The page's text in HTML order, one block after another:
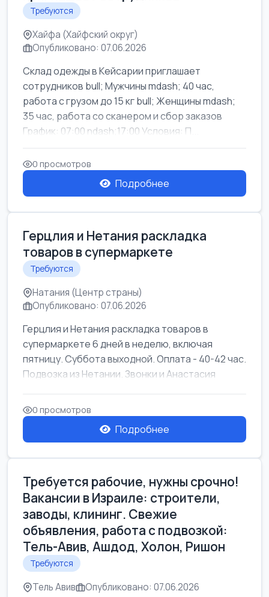
Требуются
Хайфа (Хайфский округ)
Опубликовано: 07.06.2026
Склад одежды в Кейсарии приглашает
сотрудников bull; Мужчины mdash; 40 час,
работа с грузом до 15 кг bull; Женщины mdash;
35 час, работа со сканером и сбор заказов
График: 07:00 ndash;17:00 Условия: П...
0 просмотров
Подробнее
Герцлия и Нетания раскладка
товаров в супермаркете
Требуются
Натания (Центр страны)
Опубликовано: 07.06.2026
Герцлия и Нетания раскладка товаров в
супермаркете 6 дней в неделю, включая
пятницу. Суббота выходной. Оплата - 40-42 час.
Подвозка из Нетании. Звонки и Анастасия
0 просмотров
Подробнее
Требуется рабочие, нужны срочно!
Вакансии в Израиле: строители,
заводы, клининг. Свежие
объявления, работа с подвозкой:
Тель-Авив, Ашдод, Холон, Ришон
Требуются
Тель Авив Опубликовано: 07.06.2026